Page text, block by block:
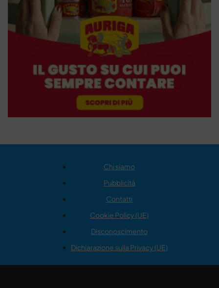
Chi siamo
Pubblicità
Contatti
Cookie Policy (UE)
Disconoscimento
Dichiarazione sulla Privacy (UE)